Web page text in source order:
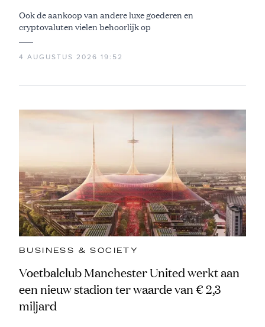
Ook de aankoop van andere luxe goederen en
cryptovaluten vielen behoorlijk op
4 AUGUSTUS 2026 19:52
BUSINESS & SOCIETY
Voetbalclub Manchester United werkt aan
een nieuw stadion ter waarde van € 2,3
miljard